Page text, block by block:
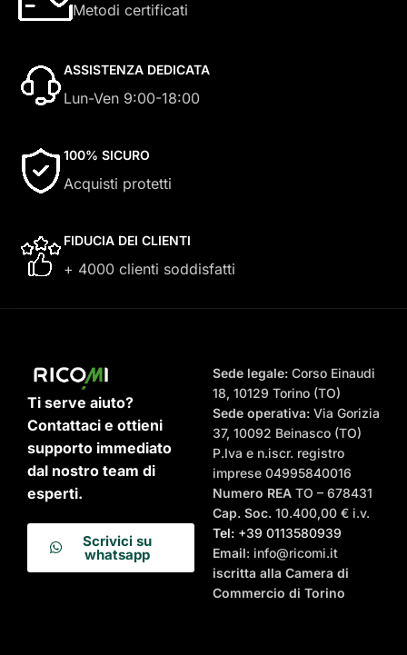
Metodi certificati
ASSISTENZA DEDICATA
Lun-Ven 9:00-18:00
100% SICURO
Acquisti protetti
FIDUCIA DEI CLIENTI
+ 4000 clienti soddisfatti
Ti serve aiuto?
Contattaci e ottieni
supporto immediato
dal nostro team di
esperti.
Scrivici su
whatsapp
Sede legale:Corso Einaudi
18, 10129 Torino (TO)
Sede operativa:Via Gorizia
37, 10092 Beinasco (TO)
P.Iva e n.iscr. registro
imprese 04995840016
Numero REA TO – 678431
Cap. Soc.10.400,00 € i.v.
Tel:+39 0113580939
Email: info@ricomi.it
iscritta alla Camera di
Commercio di Torino